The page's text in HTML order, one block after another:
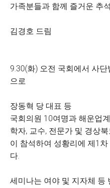
가족분들과 함께 즐거운 추
김경호 드림
9.30(화) 오전 국회에서 사
으로
장동혁 당 대표 등
국회의원 10여명과 해운업
학자, 교수, 전문가 및 경상
이 참석하여 성황리에 제1
다.
세미나는 여야 및 지자체 등